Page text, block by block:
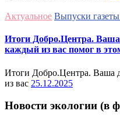
Актуальное Выпуски
Итоги Добро.Центра. Ваша
каждый из вас помог в
Итоги Добро.Центра. Ваша
из вас 25.12.2025
Новости экологии (в